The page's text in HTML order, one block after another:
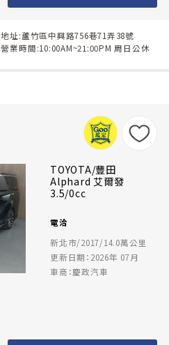
地址:蘆竹區中興路756巷71弄38號
營業時間:10:00AM~21:00PM 周日公休
TOYOTA/豐田
Alphard 艾爾發
3.5/0cc
電洽
新北市/2017/14.0萬公里
更新日期：2026年 07月
車商：慶政汽車